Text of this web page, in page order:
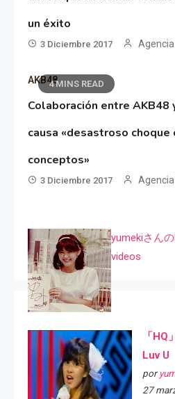
un éxito
3 Diciembre 2017 Agencia
4 MINS READ
AKB48
Colaboración entre AKB48
causa «desastroso
conceptos»
3 Diciembre 2017 Agencia
yumekiさん
videos
「
Luv
por
27